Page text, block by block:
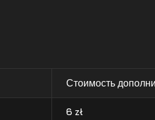
Стоимость
6 zł